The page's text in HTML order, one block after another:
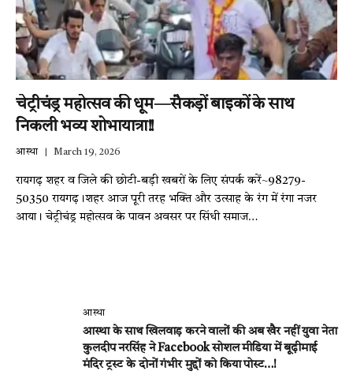
चेट्रीचंड्र महोत्सव की धूम—सैकड़ों बाइकों के साथ
निकली भव्य शोभायात्रा!!
आस्था March 19, 2026
रायगढ़ शहर व जिले की छोटी-बड़ी खबरों के लिए संपर्क करें~98279-
50350 रायगढ़।शहर आज पूरी तरह भक्ति और उत्साह के रंग में रंगा नजर
आया। चेट्रीचंड्र महोत्सव के पावन अवसर पर सिंधी समाज…
आस्था
आस्था के साथ खिलवाड़ करने वालों की अब खैर नहीं युवा नेता
कुलदीप नरसिंह ने Facebook सोशल मीडिया में बूढ़ीमाई
मंदिर ट्रस्ट के दोनों गंभीर मुद्दों को किया पोस्ट…!